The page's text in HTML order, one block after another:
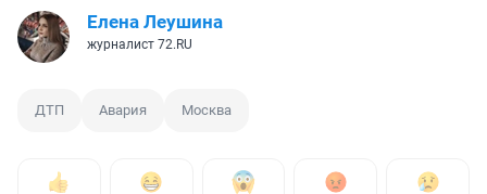
Елена Леушина
журналист 72.RU
ДТП Авария Москва